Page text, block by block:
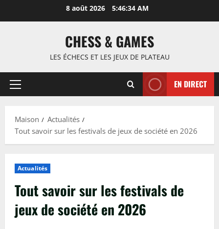
8 août 2026 5:46:35 AM
CHESS & GAMES
LES ÉCHECS ET LES JEUX DE PLATEAU
Menu
EN DIRECT
Maison
Actualités
Tout savoir sur les festivals de jeux de société en 2026
Actualités
Tout savoir sur les festivals de
jeux de société en 2026